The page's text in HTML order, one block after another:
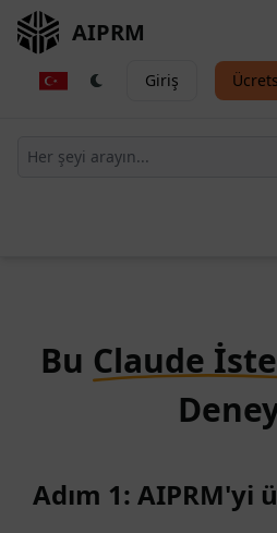
AIPRM
Giriş
Bu Claude
Adım 1: AIPRM'yi